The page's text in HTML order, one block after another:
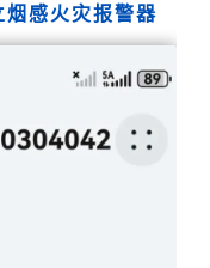
烟感火灾报警器